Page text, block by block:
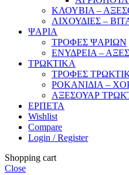
ΚΛΟΥΒΙΑ –
ΛΙΧΟΥΔΙΕΣ –
ΨΑΡΙΑ
ΤΡΟΦΕΣ ΨΑΡΙΩΝ
ΕΝΥΔΡΕΙΑ –
ΤΡΩΚΤΙΚΑ
ΤΡΟΦΕΣ
ΡΟΚΑΝΙΔΙΑ –
ΑΞΕΣΟΥΑΡ
ΕΡΠΕΤΑ
Wishlist
Compare
Login / Register
Shopping cart
Close